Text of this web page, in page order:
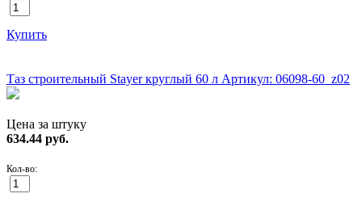
Купить
Таз строительный Stayer круглый 60 л Артикул: 06098-60_z02
Цена за штуку
634.44 руб.
Кол-во: